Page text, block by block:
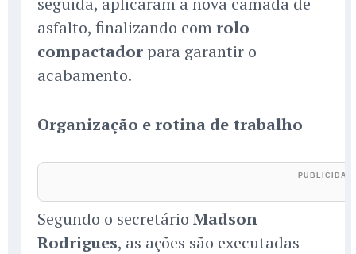
asfalto, finalizando comrolo
compactador para garantir o
acabamento.
Organização e rotina de trabalho
Segundo o secretário Madson
Rodrigues, as ações são executadas